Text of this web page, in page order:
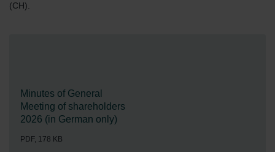
(CH).
Minutes of General
Meeting of shareholders
2026 (in German only)
PDF, 178 KB